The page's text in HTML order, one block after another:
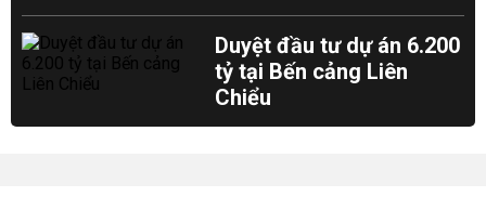
Duyệt đầu tư dự án 6.200
tỷ tại Bến cảng Liên
Chiểu